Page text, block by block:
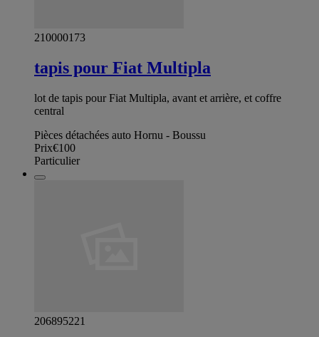
210000173
tapis pour Fiat Multipla
lot de tapis pour Fiat Multipla, avant et arrière, et coffre
central
Pièces détachées auto Hornu - Boussu
Prix€100
Particulier
206895221